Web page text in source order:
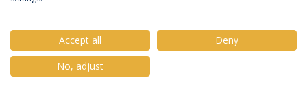
© 2026 Universidade Católica Portuguesa
Accept all
Deny
No, adjust